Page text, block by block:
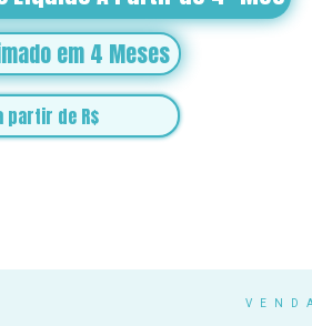
em 4 Meses
partir de R$